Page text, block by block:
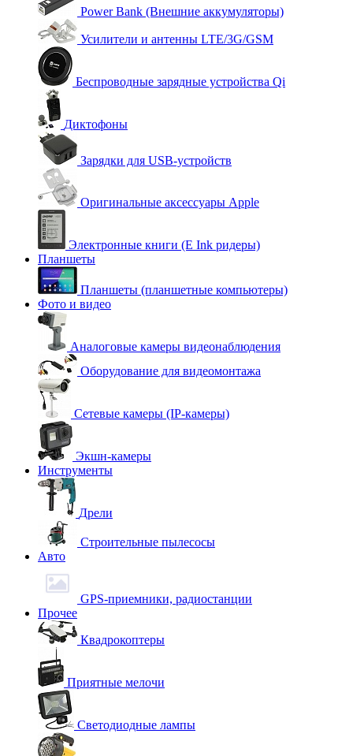
Power Bank (Внешние аккумуляторы)
Усилители и антенны LTE/3G/GSM
Беспроводные зарядные устройства Qi
Диктофоны
Зарядки для USB-устройств
Оригинальные аксессуары Apple
Электронные книги (E Ink ридеры)
Планшеты
Планшеты (планшетные компьютеры)
Фото и видео
Аналоговые камеры видеонаблюдения
Оборудование для видеомонтажа
Сетевые камеры (IP-камеры)
Экшн-камеры
Инструменты
Дрели
Строительные пылесосы
Авто
GPS-приемники, радиостанции
Прочее
Квадрокоптеры
Приятные мелочи
Светодиодные лампы